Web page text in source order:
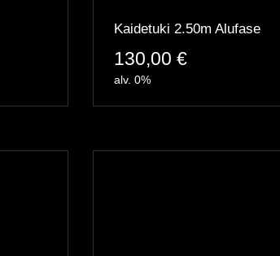
Kaidetuki 2.50m Alufase
130,00 €
alv. 0%